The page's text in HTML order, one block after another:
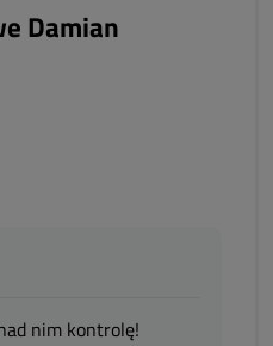
Damian
nim kontrolę!